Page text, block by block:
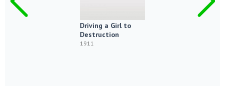
Driving a Girl to
Destruction
1911